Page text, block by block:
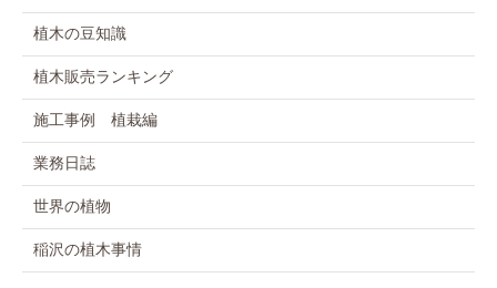
植木の豆知識
植木販売ランキング
施工事例 植栽編
業務日誌
世界の植物
稲沢の植木事情